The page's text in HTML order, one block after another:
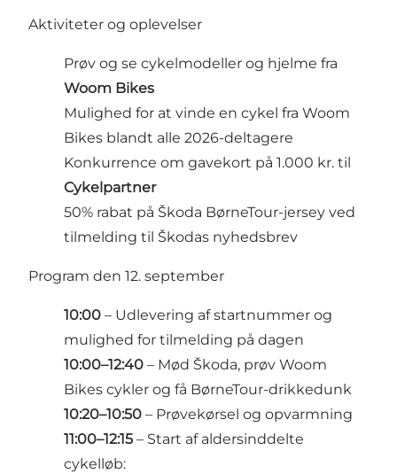
Aktiviteter og oplevelser
Prøv og se cykelmodeller og hjelme fra
Woom Bikes
Mulighed for at vinde en cykel fra Woom
Bikes blandt alle 2026-deltagere
Konkurrence om gavekort på 1.000 kr. til
Cykelpartner
50% rabat på Škoda BørneTour-jersey ved
tilmelding til Škodas nyhedsbrev
Program den 12. september
10:00 – Udlevering af startnummer og
mulighed for tilmelding på dagen
10:00–12:40 – Mød Škoda, prøv Woom
Bikes cykler og få BørneTour-drikkedunk
10:20–10:50 – Prøvekørsel og opvarmning
11:00–12:15 – Start af aldersinddelte
cykelløb: